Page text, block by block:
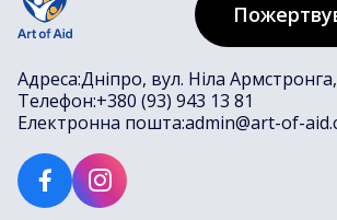
Адреса:Дніпро, вул. Ніла
Телефон:+380 (93) 943 13 81
Електронна пошта:admin@art-of-